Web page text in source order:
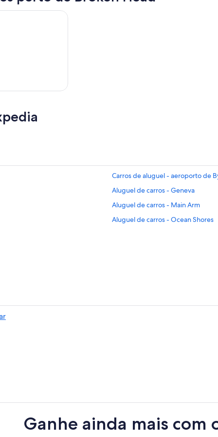
Carros de aluguel - aeroporto de
Aluguel de carros - Geneva
Aluguel de carros - Main Arm
Aluguel de carros - Ocean Shores
Ganhe ainda mais com